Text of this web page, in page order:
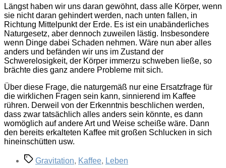
Längst haben wir uns daran gewöhnt, dass alle Körper, wenn
sie nicht daran gehindert werden, nach unten fallen, in
Richtung Mittelpunkt der Erde. Es ist ein unabänderliches
Naturgesetz, aber dennoch zuweilen lästig. Insbesondere
wenn Dinge dabei Schaden nehmen. Wäre nun aber alles
anders und befänden wir uns im Zustand der
Schwerelosigkeit, der Körper immerzu schweben ließe, so
brächte dies ganz andere Probleme mit sich.
Über diese Frage, die naturgemäß nur eine Ersatzfrage für
die wirklichen Fragen sein kann, sinnierend im Kaffee
rühren. Derweil von der Erkenntnis beschlichen werden,
dass zwar tatsächlich alles anders sein könnte, es dann
womöglich auf andere Art und Weise scheiße wäre. Dann
den bereits erkalteten Kaffee mit großen Schlucken in sich
hineinschütten usw.
Schlagwörter
Gravitation, Kaffee, Leben